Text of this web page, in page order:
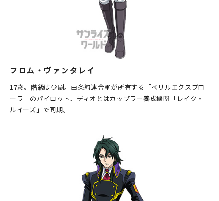
フロム・ヴァンタレイ
17歳。階級は少尉。由条約連合軍が所有する「ベリルエクスプロ
ーラ」のパイロット。ディオとはカップラー養成機関「レイク・
ルイーズ」で同期。